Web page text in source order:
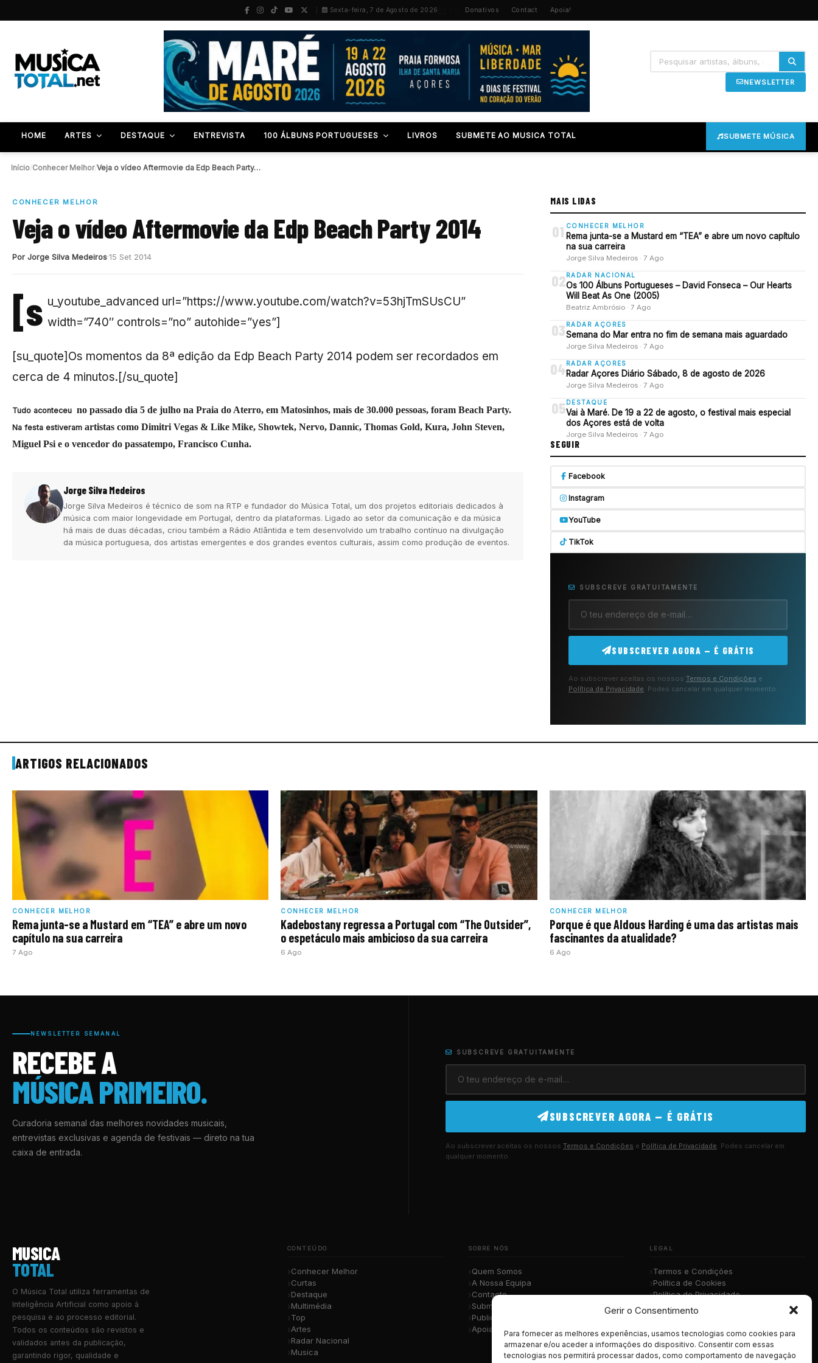
Gerir o Consentimento
Para fornecer as melhores experiências, usamos tecnologias como cookies para
armazenar e/ou aceder a informações do dispositivo. Consentir com essas
tecnologias nos permitirá processar dados, como comportamento de navegação
Sexta-feira, 7 de Agosto de 2026 Donativos Contact Apoia!
NEWSLETTER
HOME ARTES DESTAQUE ENTREVISTA 100 ÁLBUNS PORTUGUESES LIVROS SUBMETE AO MUSICA TOTAL SUBMETE MÚSICA
Início Conhecer Melhor/ Veja o vídeo Aftermovie da Edp Beach Party…
CONHECER MELHOR
Veja o vídeo Aftermovie da Edp Beach Party 2014
Por Jorge Silva Medeiros15 Set 2014
[s u_youtube_advanced url=”https://www.youtube.com/watch?v=53hjTmSUsCU”
width=”740″ controls=”no” autohide=”yes”]
[su_quote]Os momentos da 8ª edição da Edp Beach Party 2014 podem ser recordados em
cerca de 4 minutos.[/su_quote]
Tudo aconteceu no passado dia 5 de julho na Praia do Aterro, em Matosinhos, mais de 30.000 pessoas, foram Beach Party.
Na festa estiveram artistas como Dimitri Vegas & Like Mike, Showtek, Nervo, Dannic, Thomas Gold, Kura, John Steven,
Miguel Psi e o vencedor do passatempo, Francisco Cunha.
Jorge Silva Medeiros
Jorge Silva Medeiros é técnico de som na RTP e fundador do Música Total, um dos projetos editoriais dedicados à
música com maior longevidade em Portugal, dentro da plataformas. Ligado ao setor da comunicação e da música
há mais de duas décadas, criou também a Rádio Atlântida e tem desenvolvido um trabalho contínuo na divulgação
da música portuguesa, dos artistas emergentes e dos grandes eventos culturais, assim como produção de eventos.
MAIS LIDAS
01 CONHECER MELHOR
Rema junta-se a Mustard em “TEA” e abre um novo capítulo
na sua carreira
Jorge Silva Medeiros · 7 Ago
02 RADAR NACIONAL
Os 100 Álbuns Portugueses – David Fonseca – Our Hearts
Will Beat As One (2005)
Beatriz Ambrósio · 7 Ago
03 RADAR AÇORES
Semana do Mar entra no fim de semana mais aguardado
Jorge Silva Medeiros · 7 Ago
04RADAR AÇORES
Radar Açores Diário Sábado, 8 de agosto de 2026
Jorge Silva Medeiros · 7 Ago
05 DESTAQUE
Vai à Maré. De 19 a 22 de agosto, o festival mais especial
dos Açores está de volta
Jorge Silva Medeiros · 7 Ago
SEGUIR
Facebook
Instagram
YouTube
TikTok
SUBSCREVE GRATUITAMENTE
SUBSCREVER AGORA — É GRÁTIS
Ao subscrever aceitas os nossos Termos e Condições e
Política de Privacidade . Podes cancelar em qualquer momento.
ARTIGOS RELACIONADOS
CONHECER MELHOR
Rema junta-se a Mustard em “TEA” e abre um novo
capítulo na sua carreira
7 Ago
CONHECER MELHOR
Kadebostany regressa a Portugal com “The Outsider”,
o espetáculo mais ambicioso da sua carreira
6 Ago
CONHECER MELHOR
Porque é que Aldous Harding é uma das artistas mais
fascinantes da atualidade?
6 Ago
NEWSLETTER SEMANAL
RECEBE A
MÚSICA PRIMEIRO.
Curadoria semanal das melhores novidades musicais,
entrevistas exclusivas e agenda de festivais — direto na tua
caixa de entrada.
SUBSCREVE GRATUITAMENTE
SUBSCREVER AGORA — É GRÁTIS
Ao subscrever aceitas os nossos Termos e Condições e Política de Privacidade . Podes cancelar em
qualquer momento.
MUSICA
TOTAL
O Música Total utiliza ferramentas de
Inteligência Artificial como apoio à
pesquisa e ao processo editorial.
Todos os conteúdos são revistos e
validados antes da publicação,
garantindo rigor, qualidade e
CONTEÚDO
Conhecer Melhor
Curtas
Destaque
Multimédia
Top
Artes
Radar Nacional
Musica
SOBRE NÓS
Quem Somos
A Nossa Equipa
Contacto
Submete a Tua Música
Publicidade
Apoiar o Projeto
LEGAL
Termos e Condições
Política de Cookies
Política de Privacidade
RGPD